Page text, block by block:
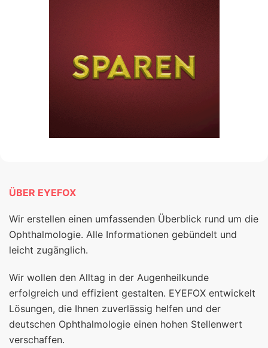
ÜBER EYEFOX
Wir erstellen einen umfassenden Überblick rund um die
Ophthalmologie. Alle Informationen gebündelt und
leicht zugänglich.
Wir wollen den Alltag in der Augenheilkunde
erfolgreich und effizient gestalten. EYEFOX entwickelt
Lösungen, die Ihnen zuverlässig helfen und der
deutschen Ophthalmologie einen hohen Stellenwert
verschaffen.